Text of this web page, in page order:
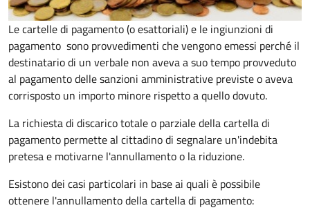
Le cartelle di pagamento (o esattoriali) e le ingiunzioni di
pagamento sono provvedimenti che vengono emessi perché il
destinatario di un verbale non aveva a suo tempo provveduto
al pagamento delle sanzioni amministrative previste o aveva
corrisposto un importo minore rispetto a quello dovuto.
La richiesta di discarico totale o parziale della cartella di
pagamento permette al cittadino di segnalare un'indebita
pretesa e motivarne l'annullamento o la riduzione.
Esistono dei casi particolari in base ai quali è possibile
ottenere l'annullamento della cartella di pagamento: